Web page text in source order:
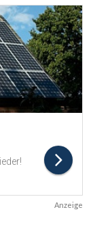
Anzeige